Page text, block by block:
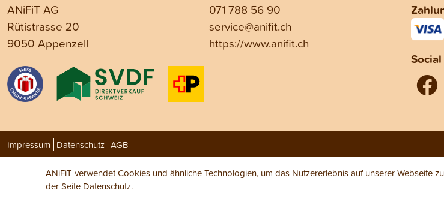
ANiFiT AG
Rütistrasse 20
9050 Appenzell
071 788 56 90
service@anifit.ch
https://www.anifit.ch
Impressum Datenschutz AGB
ANiFiT verwendet Cookies und ähnliche Technologien, um das Nutzererlebnis auf unserer Webseite
der Seite Datenschutz.